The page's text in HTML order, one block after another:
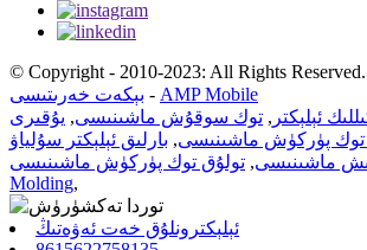
© Copyright - 2010-2023: All Rights Reserved.
بېكەت خەرىتىسى - AMP Mobile
ئېلېكتر , توك سوقۇش ماشىنىسى, يۇقىرى
توك پۈركۈش ماشىنىسى, بارلىق ئېلېكتر سۇلياۋ
ماشىنىسى, تولۇق توك پۈركۈش ماشىنىسى
Molding,
ئېلېكترونلۇق خەت ئەۋەتىڭ